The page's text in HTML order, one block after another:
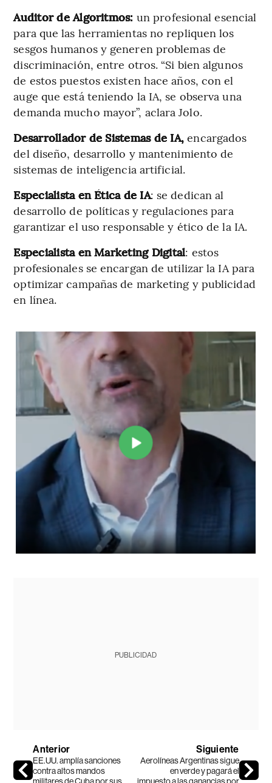
Auditor de Algoritmos: un profesional esencial
para que las herramientas no repliquen los
sesgos humanos y generen problemas de
discriminación, entre otros. “Si bien algunos
de estos puestos existen hace años, con el
auge que está teniendo la IA, se observa una
demanda mucho mayor”, aclara Jolo.
Desarrollador de Sistemas de IA,encargados
del diseño, desarrollo y mantenimiento de
sistemas de inteligencia artificial.
Especialista en Ética de IA: se dedican al
desarrollo de políticas y regulaciones para
garantizar el uso responsable y ético de la IA.
Especialista en Marketing Digital: estos
profesionales se encargan de utilizar la IA para
optimizar campañas de marketing y publicidad
en línea.
PUBLICIDAD
Anterior
EE.UU. amplía sanciones
contra altos mandos
Siguiente
Aerolíneas Argentinas sigue
en verde y pagará el